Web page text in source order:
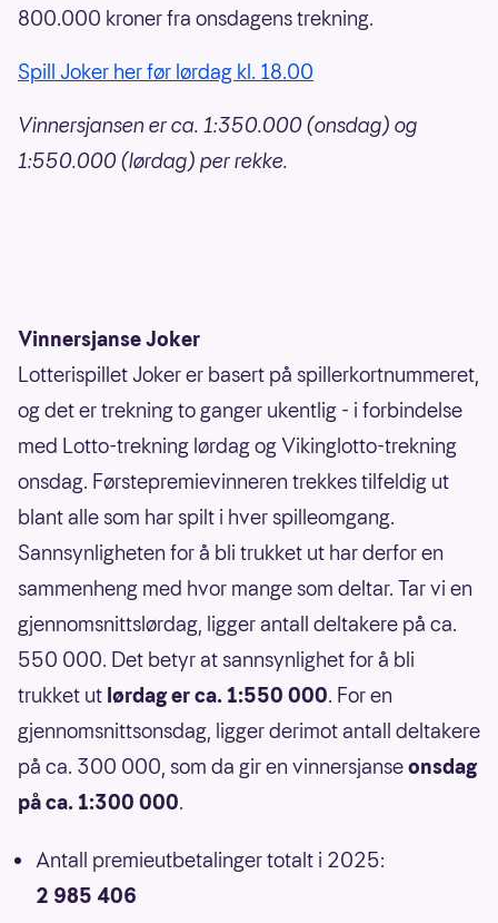
800.000 kroner fra onsdagens trekning.
Spill Joker her før lørdag kl. 18.00
Vinnersjansen er ca. 1:350.000 (onsdag) og
1:550.000 (lørdag) per rekke.
Vinnersjanse Joker
Lotterispillet Joker er basert på spillerkortnummeret,
og det er trekning to ganger ukentlig - i forbindelse
med Lotto-trekning lørdag og Vikinglotto-trekning
onsdag. Førstepremievinneren trekkes tilfeldig ut
blant alle som har spilt i hver spilleomgang.
Sannsynligheten for å bli trukket ut har derfor en
sammenheng med hvor mange som deltar. Tar vi en
gjennomsnittslørdag, ligger antall deltakere på ca.
550 000. Det betyr at sannsynlighet for å bli
trukket ut lørdag er ca. 1:550 000. For en
gjennomsnittsonsdag, ligger derimot antall deltakere
på ca. 300 000, som da gir en vinnersjanseonsdag
på ca. 1:300 000.
Antall premieutbetalinger totalt i 2025:
2 985 406